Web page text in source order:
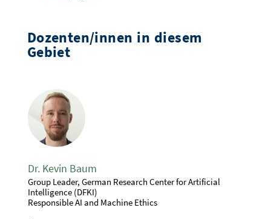
Dozenten/innen in diesem
Gebiet
Dr. Kevin Baum
Group Leader, German Research Center for Artificial
Intelligence (DFKI)
Responsible AI and Machine Ethics